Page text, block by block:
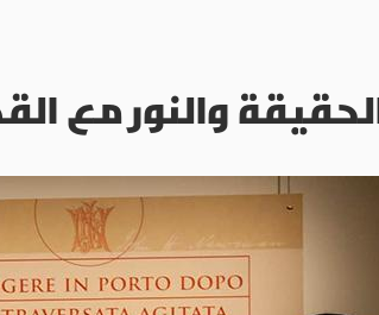
والنور مع